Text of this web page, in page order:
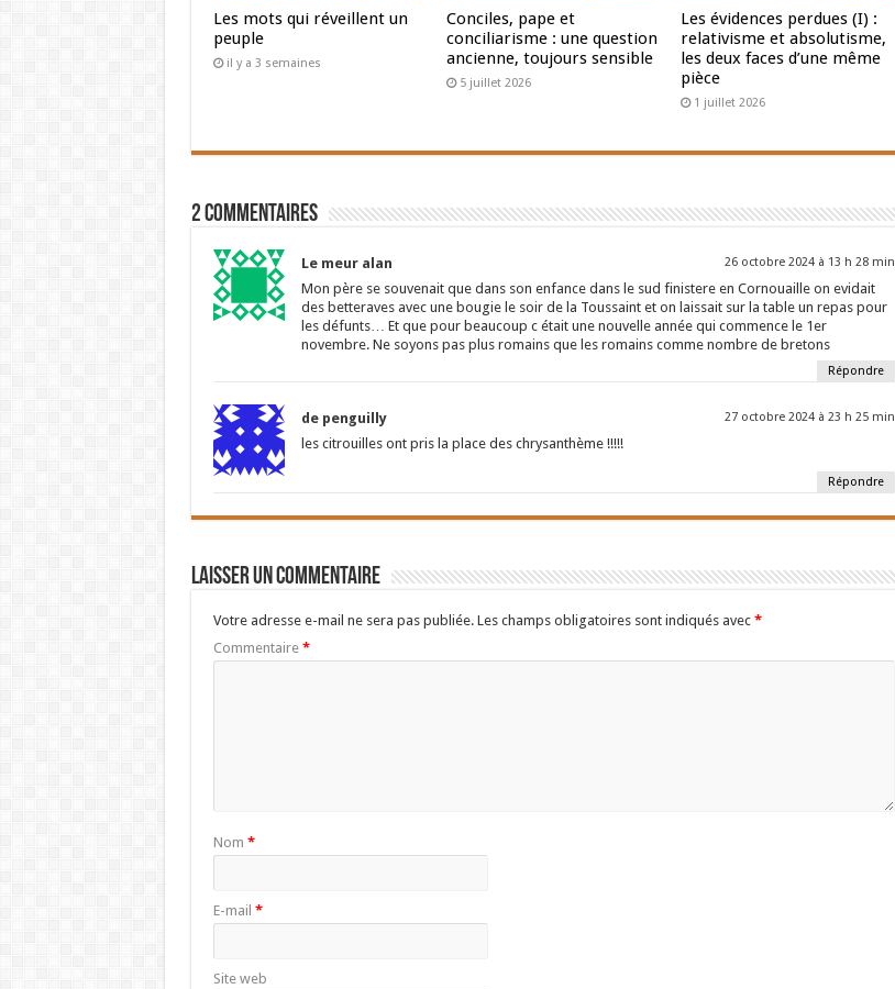
Les mots qui réveillent un
peuple
il y a 3 semaines
Conciles, pape et
conciliarisme : une question
ancienne, toujours sensible
5 juillet 2026
Les évidences perdues (I) :
relativisme et absolutisme,
les deux faces d’une même
pièce
1 juillet 2026
2 Commentaires
Le meur alan 26 octobre 2024 à 13 h 28 min
Mon père se souvenait que dans son enfance dans le sud finistere en Cornouaille on evidait
des betteraves avec une bougie le soir de la Toussaint et on laissait sur la table un repas pour
les défunts… Et que pour beaucoup c était une nouvelle année qui commence le 1er
novembre. Ne soyons pas plus romains que les romains comme nombre de bretons
Répondre
de penguilly 27 octobre 2024 à 23 h 25 min
les citrouilles ont pris la place des chrysanthème !!!!!
Répondre
Laisser un commentaire
Votre adresse e-mail ne sera pas publiée. Les champs obligatoires sont indiqués avec *
Commentaire *
Nom *
E-mail *
Site web